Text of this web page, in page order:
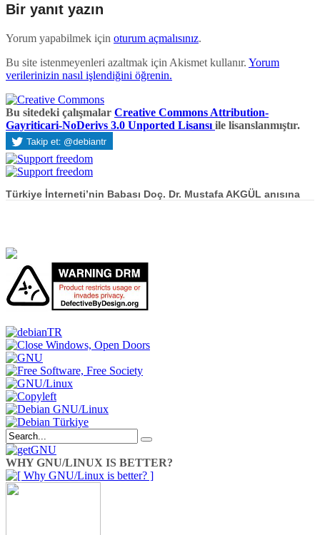
Bir yanıt yazın
Yorum yapabilmek için oturum açmalısınız.
Bu site istenmeyenleri azaltmak için Akismet kullanır. Yorum
verilerinizin nasıl işlendiğini öğrenin.
Bu sitedeki çalışmalar Creative Commons Attribution-
Gayriticari-NoDerivs 3.0 Unported Lisansı ile lisanslanmıştır.
Türkiye İnterneti’nin Babası Doç. Dr. Mustafa AKGÜL anısına
WHY GNU/LINUX IS BETTER?